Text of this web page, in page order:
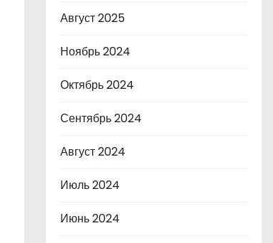
Август 2025
Ноябрь 2024
Октябрь 2024
Сентябрь 2024
Август 2024
Июль 2024
Июнь 2024